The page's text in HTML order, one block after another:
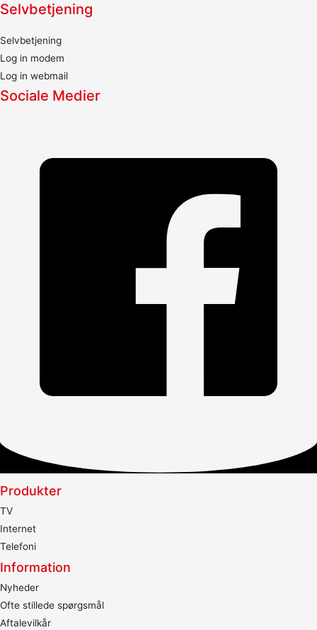
Selvbetjening
Selvbetjening
Log in modem
Log in webmail
Sociale Medier
Produkter
TV
Internet
Telefoni
Information
Nyheder
Ofte stillede spørgsmål
Aftalevilkår